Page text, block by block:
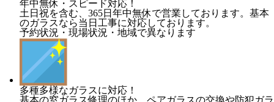
年中無休・スピード対応！
土日祝を含む、365日年中無休で営業しております。基本
のガラスなら当日工事に対応しております。
予約状況・現場状況・地域で異なります
多種多様なガラスに対応！
基本の窓ガラス修理のほか、ペアガラスの交換や防犯ガラ